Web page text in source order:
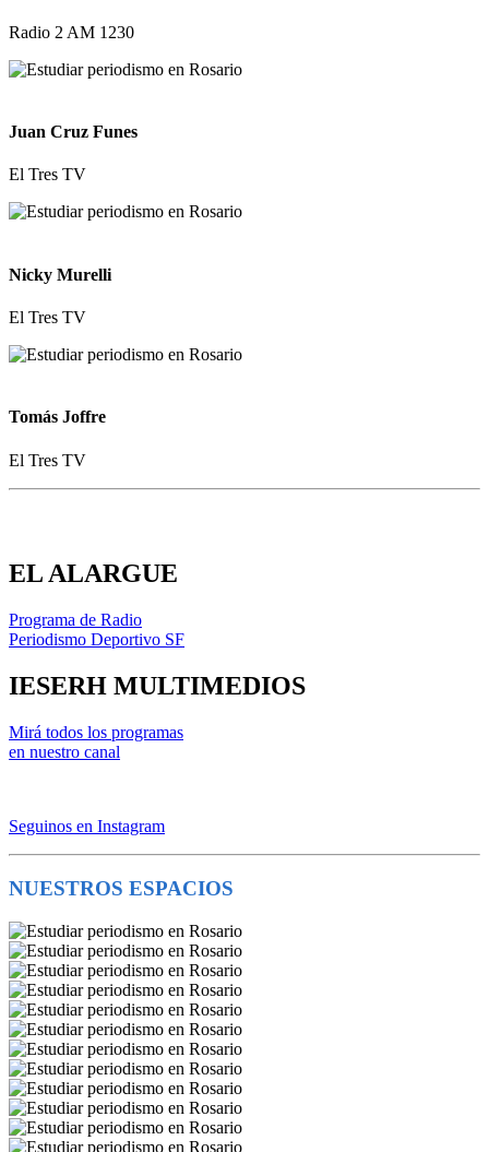
Radio 2 AM 1230
Juan Cruz Funes
El Tres TV
Nicky Murelli
El Tres TV
Tomás Joffre
El Tres TV
EL ALARGUE
Programa de Radio
Periodismo Deportivo SF
IESERH MULTIMEDIOS
Mirá todos los programas
en nuestro canal
Seguinos en Instagram
NUESTROS ESPACIOS